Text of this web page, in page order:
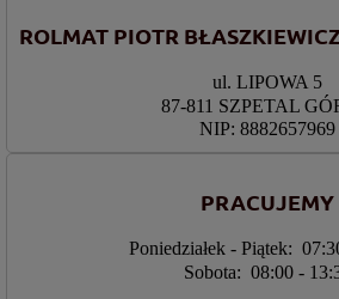
ROLMAT PIOTR
ul. LIPOWA 5
87-811 SZPETAL
NIP: 8882657969
PRACUJEMY
Poniedziałek - Piątek:
Sobota: 08:00 -